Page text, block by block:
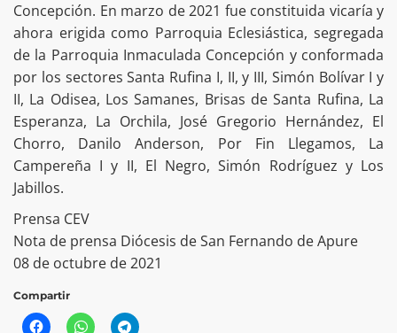
Concepción. En marzo de 2021 fue constituida vicaría y
ahora erigida como Parroquia Eclesiástica, segregada
de la Parroquia Inmaculada Concepción y conformada
por los sectores Santa Rufina I, II, y III, Simón Bolívar I y
II, La Odisea, Los Samanes, Brisas de Santa Rufina, La
Esperanza, La Orchila, José Gregorio Hernández, El
Chorro, Danilo Anderson, Por Fin Llegamos, La
Campereña I y II, El Negro, Simón Rodríguez y Los
Jabillos.
Prensa CEV
Nota de prensa Diócesis de San Fernando de Apure
08 de octubre de 2021
Compartir